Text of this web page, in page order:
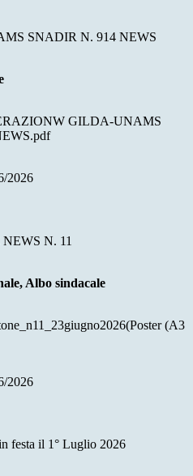
SNADIR N. 914 NEWS
GILDA-UNAMS
2026
N. 11
Albo sindacale
(A3
2026
festa il 1° Luglio 2026